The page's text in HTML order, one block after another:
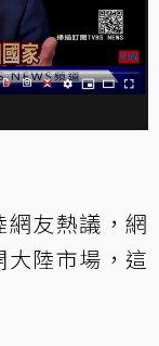
友熱議，網
陸市場，這